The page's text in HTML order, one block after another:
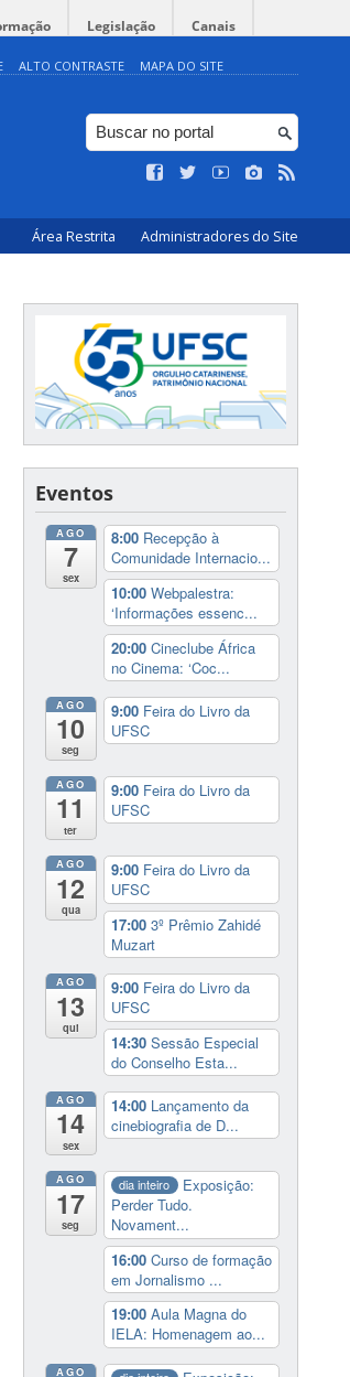
Legislação Canais
ALTO CONTRASTE MAPA DO SITE
Área Restrita Administradores do Site
Eventos
AGO
7
sex
8:00 Recepção à
Comunidade Internacio...
10:00 Webpalestra:
‘Informações essenc...
20:00 Cineclube África
no Cinema: ‘Coc...
AGO
10
seg
9:00 Feira do Livro da
UFSC
AGO
11
ter
9:00 Feira do Livro da
UFSC
AGO
12
qua
9:00 Feira do Livro da
UFSC
17:00 3º Prêmio Zahidé
Muzart
AGO
13
qui
9:00 Feira do Livro da
UFSC
14:30 Sessão Especial
do Conselho Esta...
AGO
14
sex
14:00 Lançamento da
cinebiografia de D...
AGO
17
seg
dia inteiro
Exposição:
Perder Tudo.
Novament...
16:00 Curso de formação
em Jornalismo ...
19:00 Aula Magna do
IELA: Homenagem ao...
AGO